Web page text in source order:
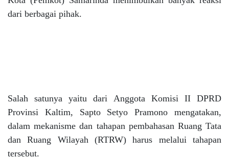
dari berbagai pihak.
Salah satunya yaitu dari Anggota Komisi II DPRD
Provinsi Kaltim, Sapto Setyo Pramono mengatakan,
dalam mekanisme dan tahapan pembahasan Ruang Tata
dan Ruang Wilayah (RTRW) harus melalui tahapan
tersebut.